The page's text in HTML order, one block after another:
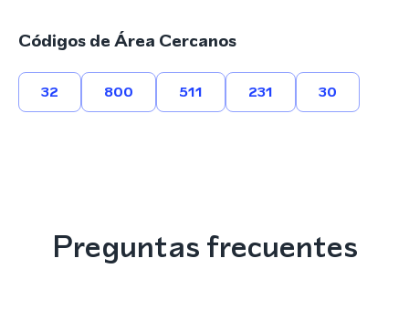
Códigos de Área Cercanos
32 800 511 231 30
Preguntas frecuentes